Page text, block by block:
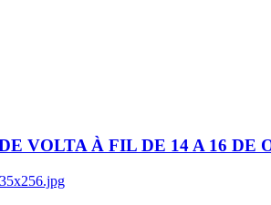
VOLTA À FIL DE 14 A 16 DE